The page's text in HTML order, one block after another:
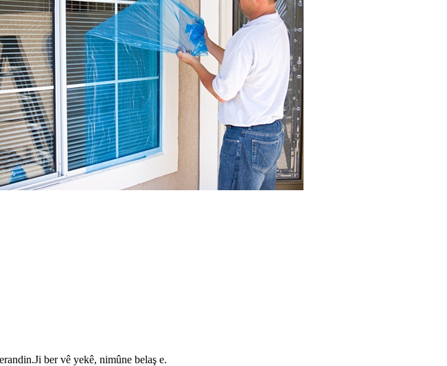
ber vê yekê, nimûne belaş e.